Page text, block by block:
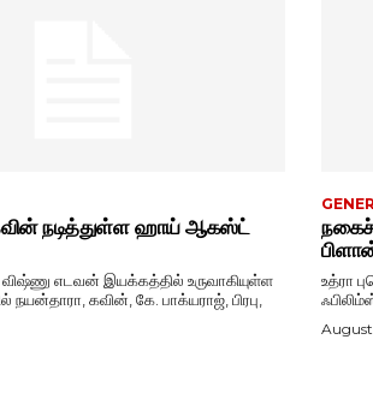
நடித்துள்ள ஹாய் ஆகஸ்ட்
விஷ்ணு எடவன் இயக்கத்தில் உருவாகியுள்ள
நயன்தாரா, கவின், கே. பாக்யராஜ், பிரபு,
உத்ரா